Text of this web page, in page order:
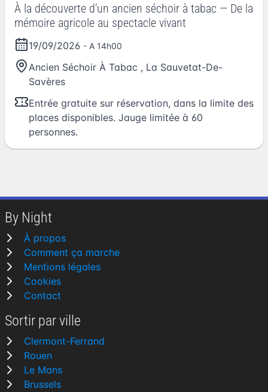
À la découverte d’un ancien séchoir à tabac — De la
mémoire agricole au spectacle vivant
19/09/2026 - A 14h00
Ancien Séchoir À Tabac , La Sauvetat-De-
Savères
Entrée gratuite sur réservation, dans la limite des
places disponibles. Jauge limitée à 60
personnes.
By Night
À propos
Comment ça marche
Mentions légales
Cookies
Contact
Sortir par ville
Clermont-Ferrand
Rouen
Le Mans
Brussels